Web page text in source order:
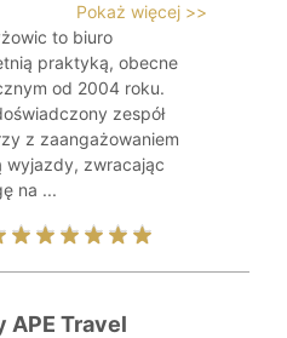
Pokaż więcej >>
to biuro
praktyką, obecne
od 2004 roku.
zespół
z zaangażowaniem
wyjazdy, zwracając
na ...
APE Travel